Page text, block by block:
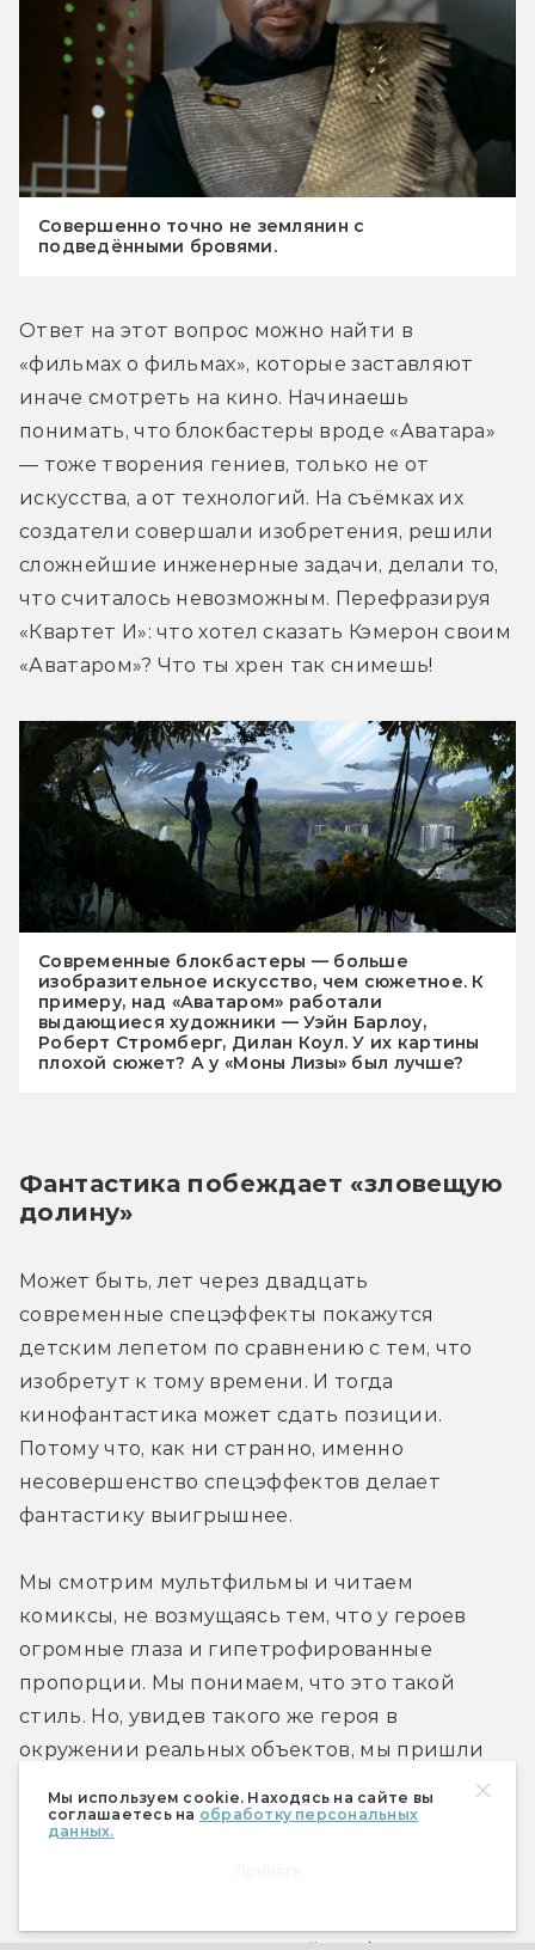
Мы используем cookie. Находясь на сайте вы
соглашаетесь на обработку персональных
данных.
Совершенно точно не землянин с
подведёнными бровями.
Ответ на этот вопрос можно найти в
«фильмах о фильмах», которые заставляют
иначе смотреть на кино. Начинаешь
понимать, что блокбастеры вроде «Аватара»
— тоже творения гениев, только не от
искусства, а от технологий. На съёмках их
создатели совершали изобретения, решили
сложнейшие инженерные задачи, делали то,
что считалось невозможным. Перефразируя
«Квартет И»: что хотел сказать Кэмерон своим
«Аватаром»? Что ты хрен так снимешь!
Современные блокбастеры — больше
изобразительное искусство, чем сюжетное. К
примеру, над «Аватаром» работали
выдающиеся художники — Уэйн Барлоу,
Роберт Стромберг, Дилан Коул. У их картины
плохой сюжет? А у «Моны Лизы» был лучше?
Фантастика побеждает «зловещую
долину»
Может быть, лет через двадцать
современные спецэффекты покажутся
детским лепетом по сравнению с тем, что
изобретут к тому времени. И тогда
кинофантастика может сдать позиции.
Потому что, как ни странно, именно
несовершенство спецэффектов делает
фантастику выигрышнее.
Мы смотрим мультфильмы и читаем
комиксы, не возмущаясь тем, что у героев
огромные глаза и гипетрофированные
пропорции. Мы понимаем, что это такой
стиль. Но, увидев такого же героя в
окружении реальных объектов, мы пришли
эффектом «зловещей долины»: существо,